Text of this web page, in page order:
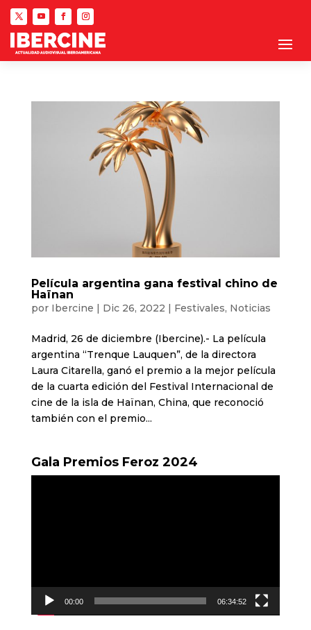
Película argentina gana festival chino de
Haïnan
por Ibercine | Dic 26, 2022 | Festivales, Noticias
Madrid, 26 de diciembre (Ibercine).- La película
argentina “Trenque Lauquen”, de la directora
Laura Citarella, ganó el premio a la mejor película
de la cuarta edición del Festival Internacional de
cine de la isla de Haïnan, China, que reconoció
también con el premio...
Gala Premios Feroz 2024
00:00 06:34:52